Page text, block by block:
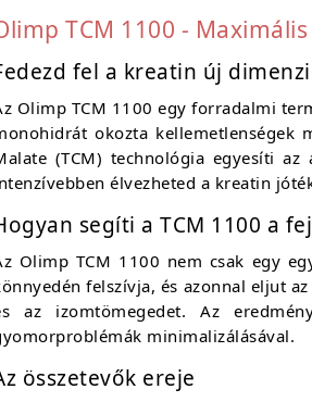
TCM 1100 -
fel a kreatin új
Olimp TCM 1100 egy forradalmi
okozta kellemetlenségek
(TCM) technológia egyesíti
élvezheted a kreatin
segíti a TCM 1100 a
Olimp TCM 1100 nem csak egy
felszívja, és azonnal eljut
az izomtömegedet. Az
minimalizálásával.
összetevők ereje